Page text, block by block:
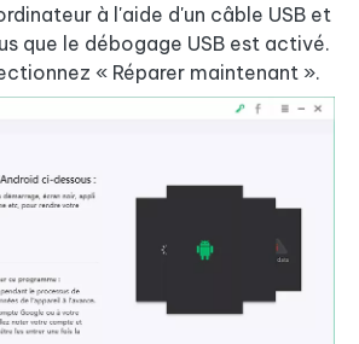
à l'aide d'un câble USB et
que le débogage USB est activé.
« Réparer maintenant ».